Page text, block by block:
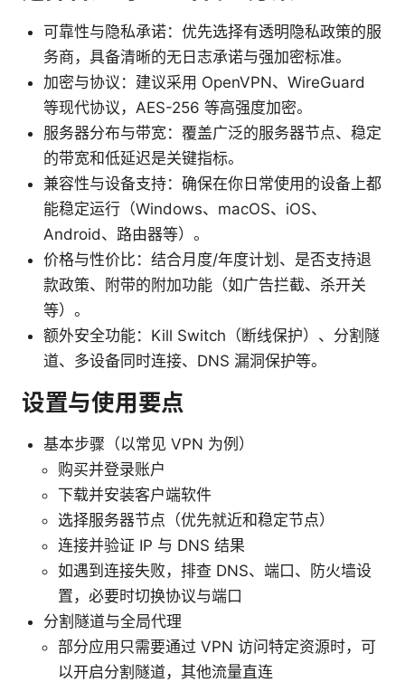
可靠性与隐私承诺：优先选择有透明隐私政策的服
务商，具备清晰的无日志承诺与强加密标准。
加密与协议：建议采用 OpenVPN、WireGuard
等现代协议，AES-256 等高强度加密。
服务器分布与带宽：覆盖广泛的服务器节点、稳定
的带宽和低延迟是关键指标。
兼容性与设备支持：确保在你日常使用的设备上都
能稳定运行（Windows、macOS、iOS、
Android、路由器等）。
价格与性价比：结合月度/年度计划、是否支持退
款政策、附带的附加功能（如广告拦截、杀开关
等）。
额外安全功能：Kill Switch（断线保护）、分割隧
道、多设备同时连接、DNS 漏洞保护等。
设置与使用要点
基本步骤（以常见 VPN 为例）
购买并登录账户
下载并安装客户端软件
选择服务器节点（优先就近和稳定节点）
连接并验证 IP 与 DNS 结果
如遇到连接失败，排查 DNS、端口、防火墙设
置，必要时切换协议与端口
分割隧道与全局代理
部分应用只需要通过 VPN 访问特定资源时，可
以开启分割隧道，其他流量直连